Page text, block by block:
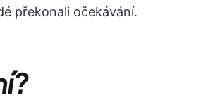
překonali očekávání.